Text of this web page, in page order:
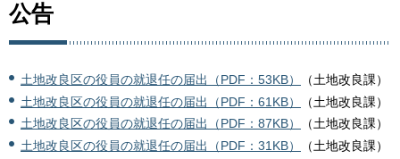
公告
土地改良区の役員の就退任の届出（PDF：53KB）
（土地改良課）
土地改良区の役員の就退任の届出（PDF：61KB）
（土地改良課）
土地改良区の役員の就退任の届出（PDF：87KB）
（土地改良課）
土地改良区の役員の就退任の届出（PDF：31KB）
（土地改良課）